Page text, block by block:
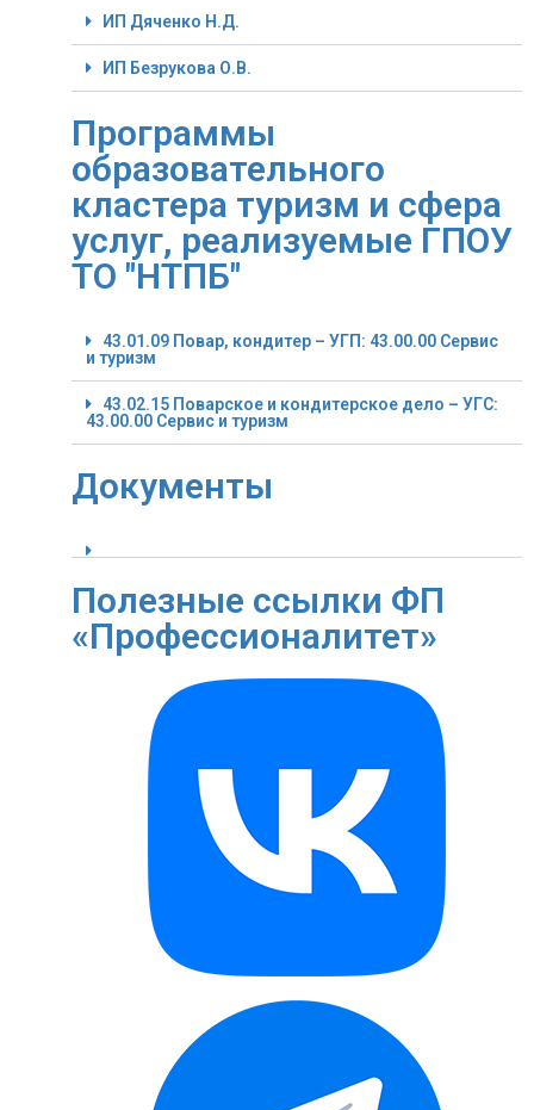
ИП Дяченко Н.Д.
ИП Безрукова О.В.
Программы
образовательного
кластера туризм и сфера
услуг, реализуемые ГПОУ
ТО "НТПБ"
43.01.09 Повар, кондитер – УГП: 43.00.00 Сервис
и туризм
43.02.15 Поварское и кондитерское дело – УГС:
43.00.00 Сервис и туризм
Документы
Полезные ссылки ФП
«Профессионалитет»